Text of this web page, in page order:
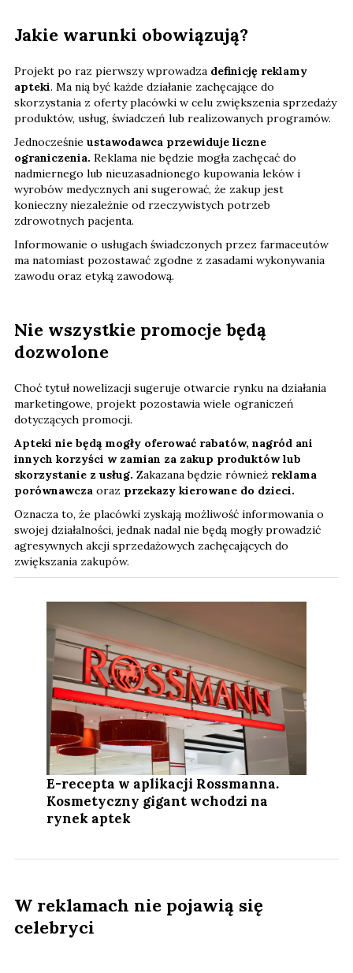
Jakie warunki obowiązują?
Projekt po raz pierwszy wprowadza definicję reklamy
apteki. Ma nią być każde działanie zachęcające do
skorzystania z oferty placówki w celu zwiększenia sprzedaży
produktów, usług, świadczeń lub realizowanych programów.
Jednocześnie ustawodawca przewiduje liczne
ograniczenia. Reklama nie będzie mogła zachęcać do
nadmiernego lub nieuzasadnionego kupowania leków i
wyrobów medycznych ani sugerować, że zakup jest
konieczny niezależnie od rzeczywistych potrzeb
zdrowotnych pacjenta.
Informowanie o usługach świadczonych przez farmaceutów
ma natomiast pozostawać zgodne z zasadami wykonywania
zawodu oraz etyką zawodową.
Nie wszystkie promocje będą
dozwolone
Choć tytuł nowelizacji sugeruje otwarcie rynku na działania
marketingowe, projekt pozostawia wiele ograniczeń
dotyczących promocji.
Apteki nie będą mogły oferować rabatów, nagród ani
innych korzyści w zamian za zakup produktów lub
skorzystanie z usług. Zakazana będzie również reklama
porównawcza oraz przekazy kierowane do dzieci.
Oznacza to, że placówki zyskają możliwość informowania o
swojej działalności, jednak nadal nie będą mogły prowadzić
agresywnych akcji sprzedażowych zachęcających do
zwiększania zakupów.
E-recepta w aplikacji Rossmanna.
Kosmetyczny gigant wchodzi na
rynek aptek
W reklamach nie pojawią się
celebryci